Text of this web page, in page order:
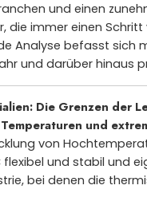
und einen
die immer einen
Analyse befasst sich
und darüber hinaus
Die Grenzen der
und
von
und stabil und
bei denen die